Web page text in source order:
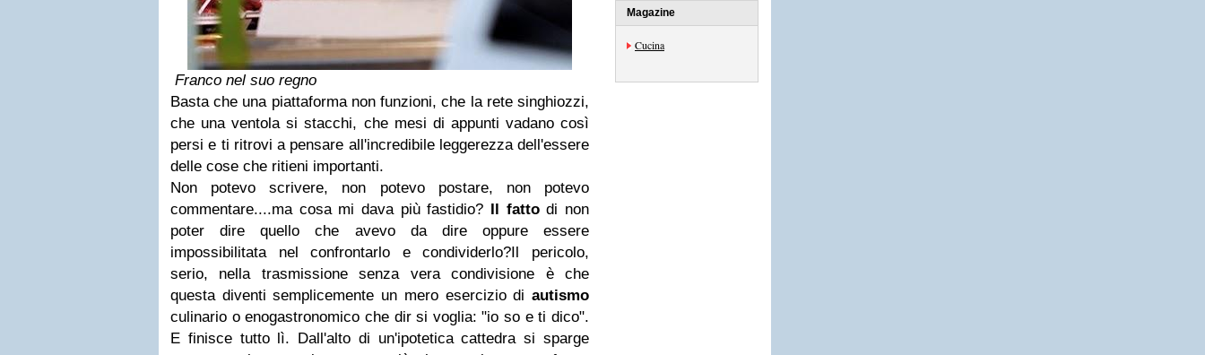
Franco nel suo regno
Basta che una piattaforma non funzioni, che la rete singhiozzi,
che una ventola si stacchi, che mesi di appunti vadano così
persi e ti ritrovi a pensare all'incredibile leggerezza dell'essere
delle cose che ritieni importanti.
Non potevo scrivere, non potevo postare, non potevo
commentare....ma cosa mi dava più fastidio? Il fattodi non
poter dire quello che avevo da dire oppure essere
impossibilitata nel confrontarlo e condividerlo?Il pericolo,
serio, nella trasmissione senza vera condivisione è che
questa diventi semplicemente un mero esercizio di autismo
culinario o enogastronomico che dir si voglia: "io so e ti dico".
E finisce tutto lì. Dall'alto di un'ipotetica cattedra si sparge
Magazine
Cucina